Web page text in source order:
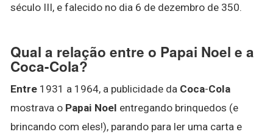
século III, e falecido no dia 6 de dezembro de 350.
Qual a relação entre o Papai Noel e a
Coca-Cola?
Entre 1931 a 1964, a publicidade da Coca-Cola
mostrava o Papai Noel entregando brinquedos (e
brincando com eles!), parando para ler uma carta e